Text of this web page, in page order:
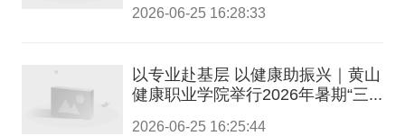
2026-06-25 16:28:33
以专业赴基层 以健康助振兴｜黄山
健康职业学院举行2026年暑期“三...
2026-06-25 16:25:44